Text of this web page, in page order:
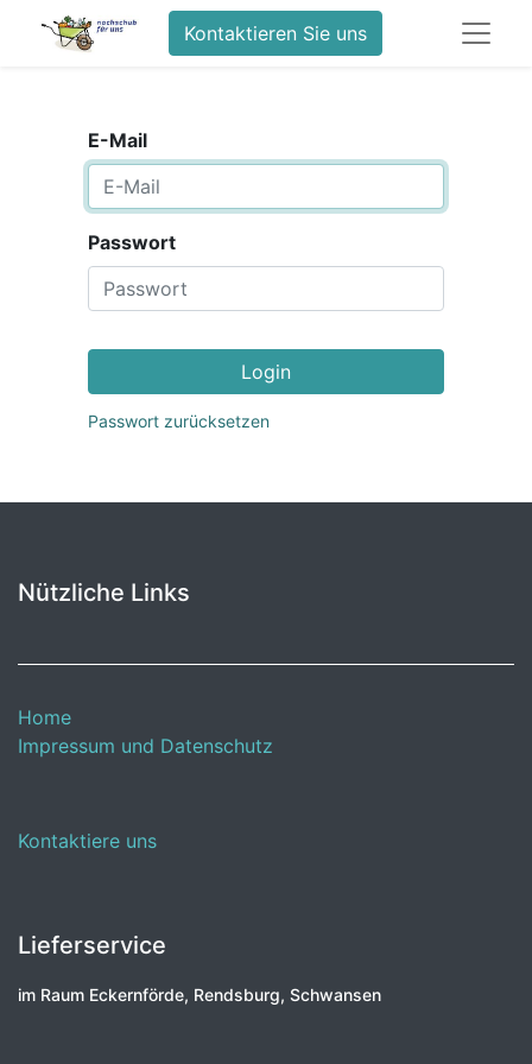
Kontaktieren Sie uns
E-Mail
Passwort
Login
Passwort zurücksetzen
Nützliche Links
Home
Impressum und Datenschutz
Kontaktiere uns
Lieferservice
im Raum Eckernförde, Rendsburg, Schwansen